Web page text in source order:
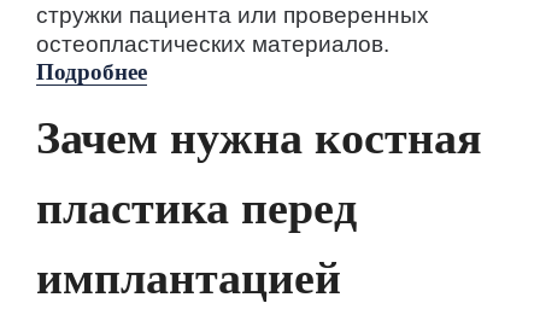
стружки пациента или проверенных
остеопластических материалов.
Подробнее
Зачем нужна костная
пластика перед
имплантацией